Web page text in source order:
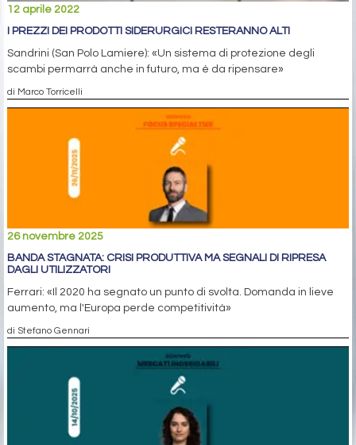
12 aprile 2022
I PREZZI DEI PRODOTTI SIDERURGICI RESTERANNO ALTI
Sandrini (San Polo Lamiere): «Un sistema di protezione degli
scambi permarrà anche in futuro, ma è da ripensare»
di Marco Torricelli
26 novembre 2025
BANDA STAGNATA: CRISI PRODUTTIVA MA SEGNALI DI RIPRESA
DAGLI UTILIZZATORI
Ferrari: «Il 2020 ha segnato un punto di svolta. Domanda in lieve
aumento, ma l'Europa perde competitività»
di Stefano Gennari